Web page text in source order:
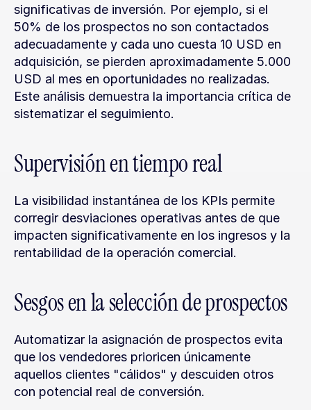
significativas de inversión. Por ejemplo, si el
50% de los prospectos no son contactados
adecuadamente y cada uno cuesta 10 USD en
adquisición, se pierden aproximadamente 5.000
USD al mes en oportunidades no realizadas.
Este análisis demuestra la importancia crítica de
sistematizar el seguimiento.
Supervisión en tiempo real
La visibilidad instantánea de los KPIs permite
corregir desviaciones operativas antes de que
impacten significativamente en los ingresos y la
rentabilidad de la operación comercial.
Sesgos en la selección de prospectos
Automatizar la asignación de prospectos evita
que los vendedores prioricen únicamente
aquellos clientes "cálidos" y descuiden otros
con potencial real de conversión.